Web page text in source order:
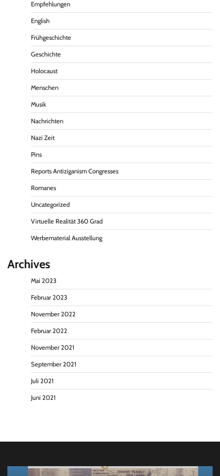
Empfehlungen
English
Frühgeschichte
Geschichte
Holocaust
Menschen
Musik
Nachrichten
Nazi Zeit
Pins
Reports Antiziganism Congresses
Romanes
Uncategorized
Virtuelle Realität 360 Grad
Werbematerial Ausstellung
Archives
Mai 2023
Februar 2023
November 2022
Februar 2022
November 2021
September 2021
Juli 2021
Juni 2021